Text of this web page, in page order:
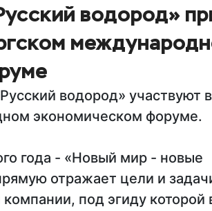
водород»
водород» участвуют в
экономическом форуме.
года - «Новый мир - новые
отражает цели и
под эгиду которой